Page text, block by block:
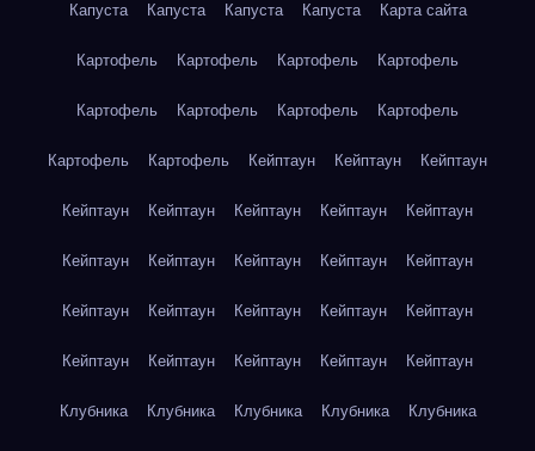
Капуста Капуста Капуста Капуста Карта сайта
Картофель Картофель Картофель Картофель
Картофель Картофель Картофель Картофель
Картофель Картофель Кейптаун Кейптаун Кейптаун
Кейптаун Кейптаун Кейптаун Кейптаун Кейптаун
Кейптаун Кейптаун Кейптаун Кейптаун Кейптаун
Кейптаун Кейптаун Кейптаун Кейптаун Кейптаун
Кейптаун Кейптаун Кейптаун Кейптаун Кейптаун
Клубника Клубника Клубника Клубника Клубника